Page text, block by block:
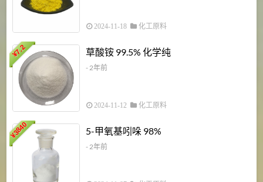
2024-11-18 化工原料
¥
7.2 草酸铵 99.5% 化学纯
- 2年前
2024-11-12 化工原料
¥
3840 5-甲氧基吲哚 98%
- 2年前